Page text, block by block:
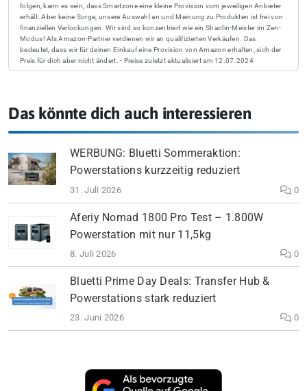
folgen, kann es sein, dass Smartzone eine kleine Provision vom jeweiligen Anbieter
erhält. Aber keine Sorge, unsere Auswahl an und Meinung zu Produkten ist frei von
finanziellen Verlockungen. Wir sind so konzentriert wie ein Shaolin-Meister im Zen-
Modus! Als Amazon-Partner verdienen wir an qualifizierten Verkäufen. Das
bedeutet, dass wir für deinen Einkauf eine Provision von Amazon erhalten, sich der
Preis für dich aber nicht ändert. - Preise zuletzt aktualisiert am 12.07.2024
Das könnte dich auch interessieren
WERBUNG: Bluetti Sommeraktion:
Powerstations kurzzeitig reduziert
31. Juli 2026 0
Aferiy Nomad 1800 Pro Test – 1.800W
Powerstation mit nur 11,5kg
8. Juli 2026 0
Bluetti Prime Day Deals: Transfer Hub &
Powerstations stark reduziert
23. Juni 2026 0